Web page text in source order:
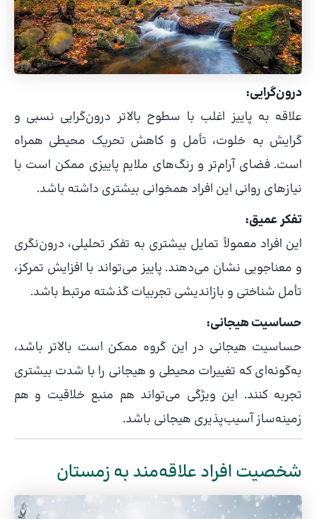
درون‌گرایی:
علاقه به پاییز اغلب با سطوح بالاتر درون‌گرایی نسبی و
گرایش به خلوت، تأمل و کاهش تحریک محیطی همراه
است. فضای آرام‌تر و رنگ‌های ملایم پاییزی ممکن است با
نیازهای روانی این افراد همخوانی بیشتری داشته باشد.
تفکر عمیق:
این افراد معمولاً تمایل بیشتری به تفکر تحلیلی، درون‌نگری
و معناجویی نشان می‌دهند. پاییز می‌تواند با افزایش تمرکز،
تأمل شناختی و بازاندیشی تجربیات گذشته مرتبط باشد.
حساسیت هیجانی:
حساسیت هیجانی در این گروه ممکن است بالاتر باشد،
به‌گونه‌ای که تغییرات محیطی و هیجانی را با شدت بیشتری
تجربه کنند. این ویژگی می‌تواند هم منبع خلاقیت و هم
زمینه‌ساز آسیب‌پذیری هیجانی باشد.
شخصیت افراد علاقه‌مند به زمستان